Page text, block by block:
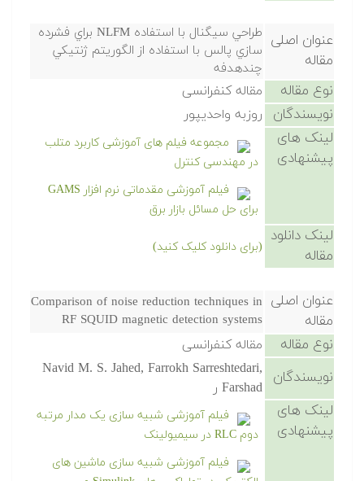
عنوان اصلی
مقاله
طراحي سيگنال با استفاده NLFM براي فشرده
سازي پالس با استفاده از الگوريتم ژنتيكي
چندهدفه
نوع مقاله مقاله کنفرانسی
نویسندگان روزبه واحديپور
لینک های
پیشنهادی
مجموعه فیلم های آموزشی کاربرد متلب
در مهندسی کنترل
فیلم آموزشی مقدماتی نرم افزار GAMS
برای حل مسائل بازار برق
لینک دانلود
مقاله
(برای دانلود کلیک کنید)
عنوان اصلی
مقاله
Comparison of noise reduction techniques in
RF SQUID magnetic detection systems
نوع مقاله مقاله کنفرانسی
نویسندگان
Navid M. S. Jahed, Farrokh Sarreshtedari,
Farshad ر
لینک های
پیشنهادی
فیلم آموزشی شبیه سازی یک مدار مرتبه
دوم RLC در سیمیولینک
فیلم آموزشی شبیه سازی ماشین های